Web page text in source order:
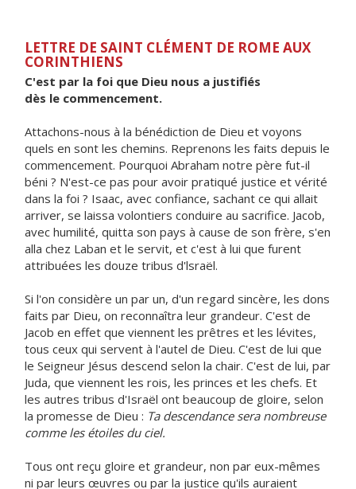
LETTRE DE SAINT CLÉMENT DE ROME AUX
CORINTHIENS
C'est par la foi que Dieu nous a justifiés
dès le commencement.
Attachons-nous à la bénédiction de Dieu et voyons
quels en sont les chemins. Reprenons les faits depuis le
commencement. Pourquoi Abraham notre père fut-il
béni ? N'est-ce pas pour avoir pratiqué justice et vérité
dans la foi ? Isaac, avec confiance, sachant ce qui allait
arriver, se laissa volontiers conduire au sacrifice. Jacob,
avec humilité, quitta son pays à cause de son frère, s'en
alla chez Laban et le servit, et c'est à lui que furent
attribuées les douze tribus d'lsraël.
Si l'on considère un par un, d'un regard sincère, les dons
faits par Dieu, on reconnaîtra leur grandeur. C'est de
Jacob en effet que viennent les prêtres et les lévites,
tous ceux qui servent à l'autel de Dieu. C'est de lui que
le Seigneur Jésus descend selon la chair. C'est de lui, par
Juda, que viennent les rois, les princes et les chefs. Et
les autres tribus d'Israël ont beaucoup de gloire, selon
la promesse de Dieu : Ta descendance sera nombreuse
comme les étoiles du ciel.
Tous ont reçu gloire et grandeur, non par eux-mêmes
ni par leurs œuvres ou par la justice qu'ils auraient